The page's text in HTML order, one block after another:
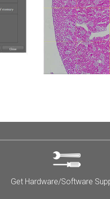
Get Hardware/Software